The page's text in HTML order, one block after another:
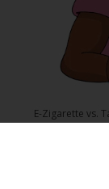
E-Zigarette vs.